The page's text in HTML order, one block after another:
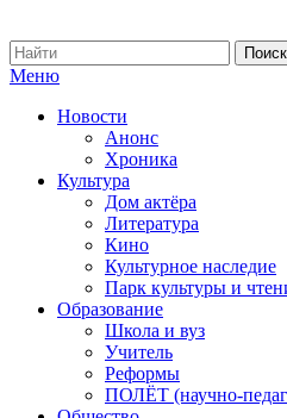
Меню
Новости
Анонс
Хроника
Культура
Дом актёра
Литература
Кино
Культурное наследие
Парк культуры и
Образование
Школа и вуз
Учитель
Реформы
ПОЛЁТ (научно-